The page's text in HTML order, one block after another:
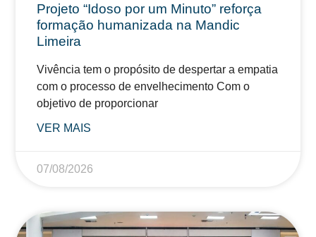
Projeto “Idoso por um Minuto” reforça
formação humanizada na Mandic
Limeira
Vivência tem o propósito de despertar a empatia
com o processo de envelhecimento Com o
objetivo de proporcionar
VER MAIS
07/08/2026